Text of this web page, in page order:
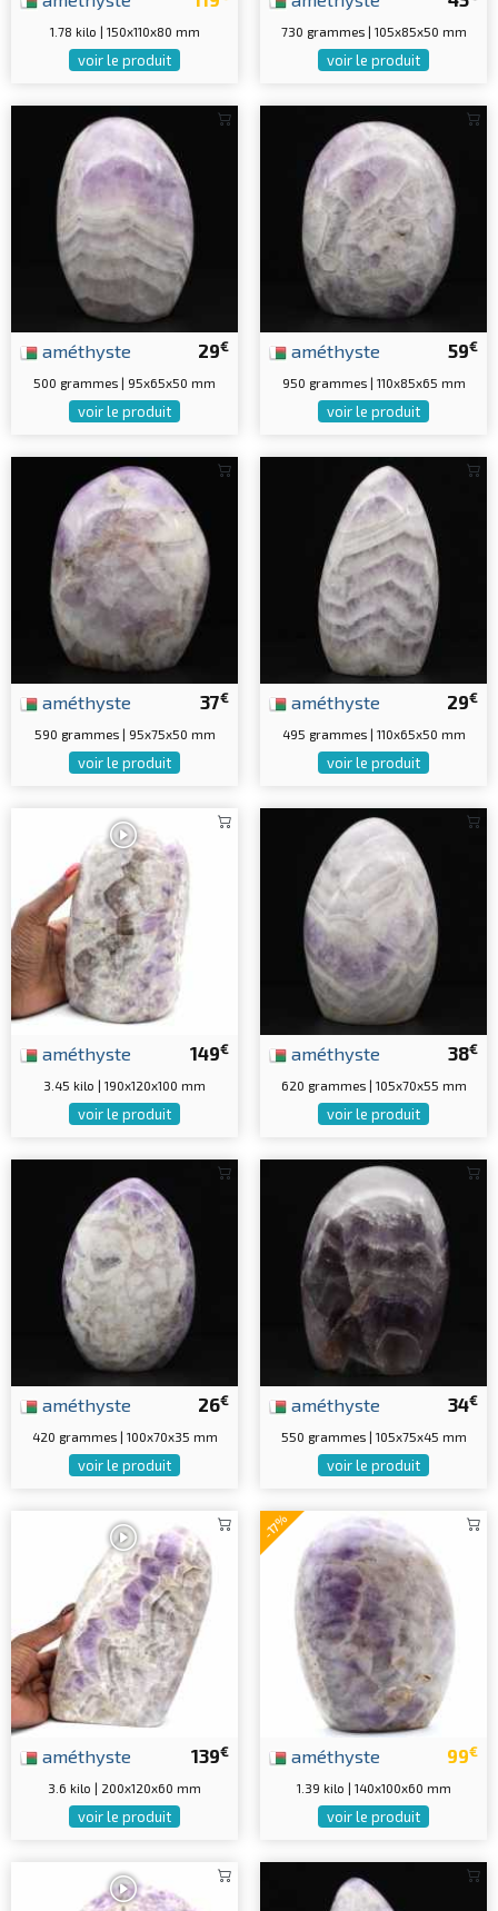
1.78 kilo | 150x110x80 mm
voir le produit
730 grammes | 105x85x50 mm
voir le produit
29€
améthyste
500 grammes | 95x65x50 mm
voir le produit
59€
améthyste
950 grammes | 110x85x65 mm
voir le produit
37€
améthyste
590 grammes | 95x75x50 mm
voir le produit
29€
améthyste
495 grammes | 110x65x50 mm
voir le produit
149€
améthyste
3.45 kilo | 190x120x100 mm
voir le produit
38€
améthyste
620 grammes | 105x70x55 mm
voir le produit
26€
améthyste
420 grammes | 100x70x35 mm
voir le produit
34€
améthyste
550 grammes | 105x75x45 mm
voir le produit
139€
améthyste
3.6 kilo | 200x120x60 mm
voir le produit
-17%
99€
améthyste
1.39 kilo | 140x100x60 mm
voir le produit